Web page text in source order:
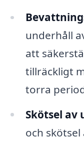
underhåll
att
tillräckligt
torra
Skötsel av
och